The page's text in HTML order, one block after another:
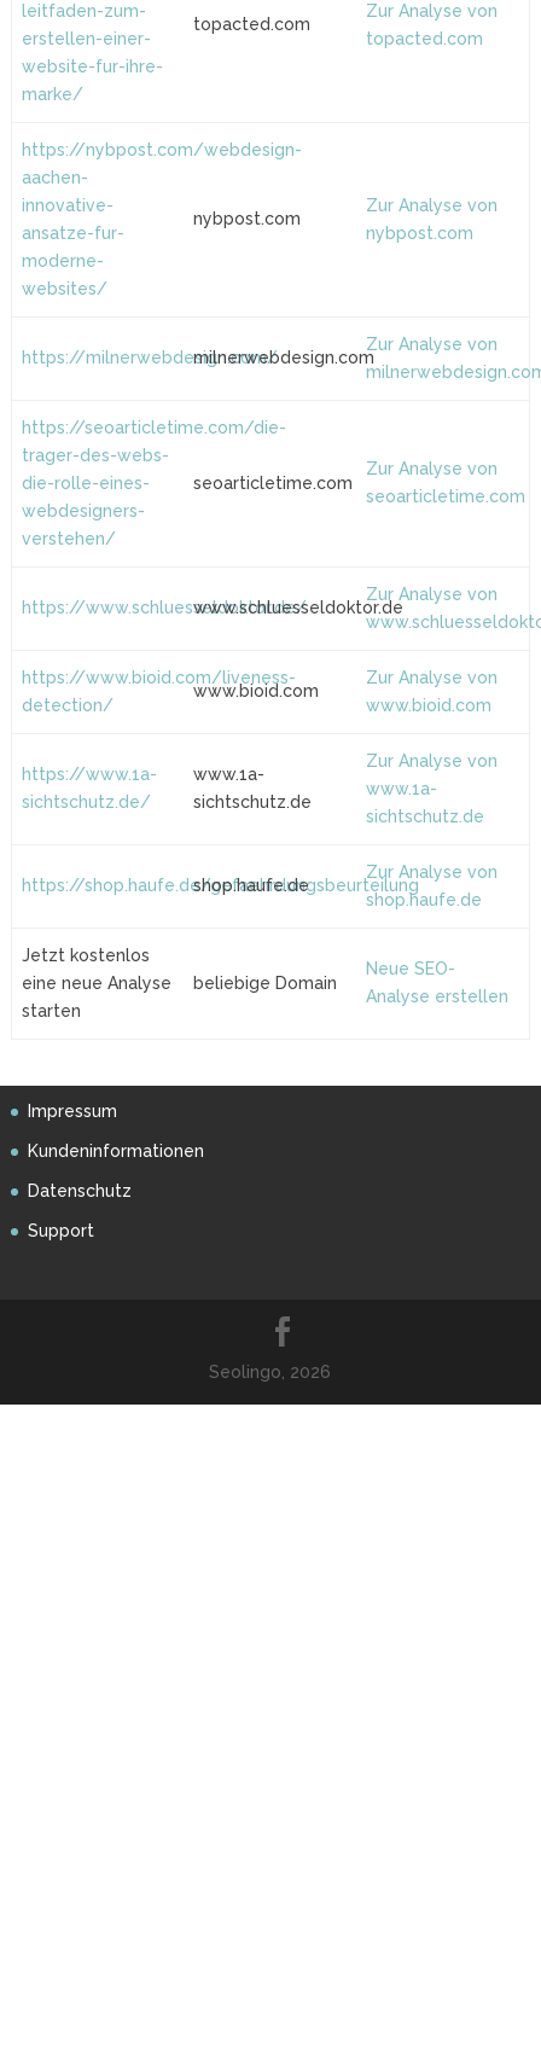
leitfaden-zum-
erstellen-einer-
website-fur-ihre-
marke/
topacted.com
Zur Analyse von
topacted.com
https://nybpost.com/webdesign-
aachen-
innovative-
ansatze-fur-
moderne-
websites/
nybpost.com
Zur Analyse von
nybpost.com
https://milnerwebdesign.com/milnerwebdesign.com
Zur Analyse von
https://seoarticletime.com/die-
trager-des-webs-
die-rolle-eines-
webdesigners-
verstehen/
seoarticletime.com
Zur Analyse von
seoarticletime.com
https://www.schluesseldoktor.de/
www.schluesseldoktor.de
Zur Analyse von
https://www.bioid.com/liveness-
detection/
www.bioid.com
Zur Analyse von
www.bioid.com
https://www.1a-
sichtschutz.de/
www.1a-
sichtschutz.de
Zur Analyse von
www.1a-
sichtschutz.de
https://shop.haufe.de/gefaehrdungsbeurteilung
shop.haufe.de
Zur Analyse von
shop.haufe.de
Jetzt kostenlos
eine neue Analyse
starten
beliebige Domain
Neue SEO-
Analyse erstellen
Impressum
Kundeninformationen
Datenschutz
Support
Seolingo, 2026